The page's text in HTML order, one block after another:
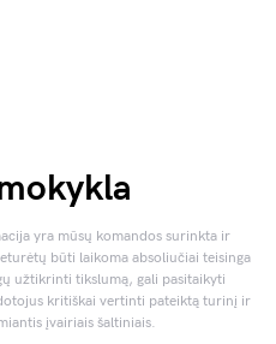
yra mūsų komandos surinkta ir
būti laikoma absoliučiai teisinga
užtikrinti tikslumą, gali pasitaikyti
kritiškai vertinti pateiktą turinį ir
įvairiais šaltiniais.